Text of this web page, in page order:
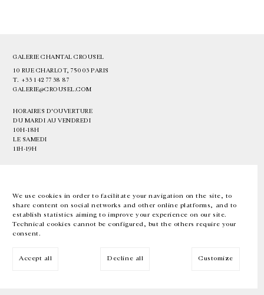
We use cookies in order to facilitate your navigation on the site, to
share content on social networks and other online platforms, and to
establish statistics aiming to improve your experience on our site.
Technical cookies cannot be configured, but the others require your
consent.
Accept all Decline all Customize
GALERIE CHANTAL CROUSEL
10 RUE CHARLOT, 75003 PARIS
T. +33 1 42 77 38 87
GALERIE@CROUSEL.COM
HORAIRES D'OUVERTURE
DU MARDI AU VENDREDI
10H-18H
LE SAMEDI
11H-19H
EN FR 中文 Facebook Instagram
Inscrivez-vous à notre newsletter